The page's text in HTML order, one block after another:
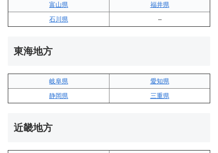
富山県
福井県
石川県
–
東海地方
岐阜県
愛知県
静岡県
三重県
近畿地方